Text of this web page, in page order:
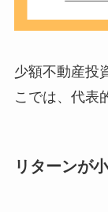
少額不動産投
こでは、代表
リターンが